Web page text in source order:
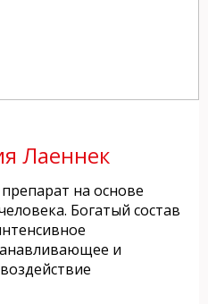
Лаеннек
на основе
Богатый состав
и